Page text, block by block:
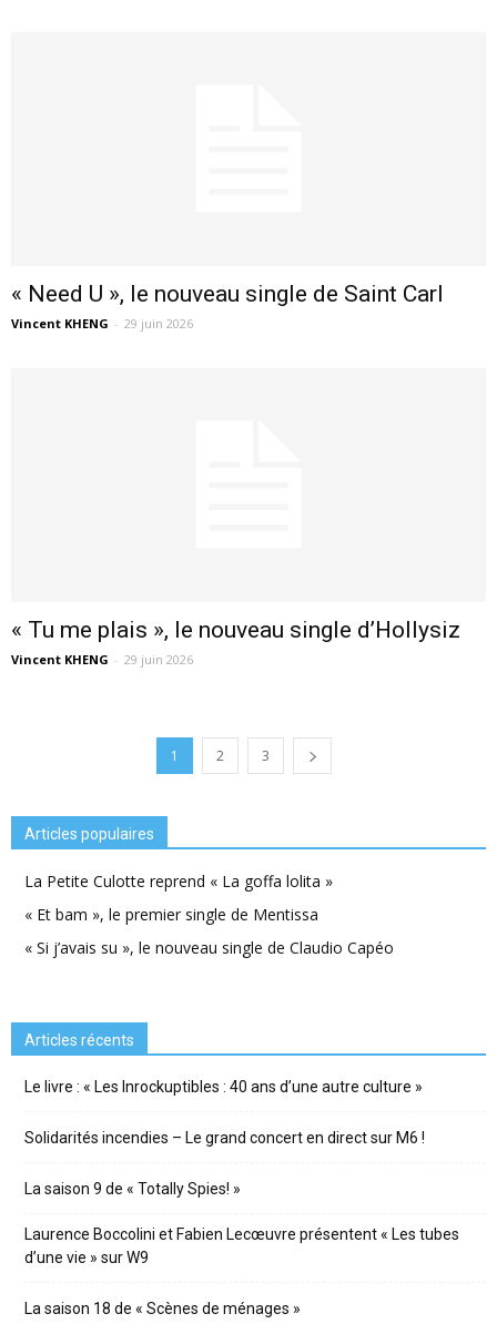
« Need U », le nouveau single de Saint Carl
Vincent KHENG - 29 juin 2026
« Tu me plais », le nouveau single d’Hollysiz
Vincent KHENG - 29 juin 2026
1 2 3
Articles populaires
La Petite Culotte reprend « La goffa lolita »
« Et bam », le premier single de Mentissa
« Si j’avais su », le nouveau single de Claudio Capéo
Articles récents
Le livre : « Les Inrockuptibles : 40 ans d’une autre culture »
Solidarités incendies – Le grand concert en direct sur M6 !
La saison 9 de « Totally Spies! »
Laurence Boccolini et Fabien Lecœuvre présentent « Les tubes
d’une vie » sur W9
La saison 18 de « Scènes de ménages »